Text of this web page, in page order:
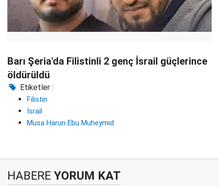
Barı Şeria'da Filistinli 2 genç İsrail güçlerince
öldürüldü
Etiketler :
Filistin
İsrail
Musa Harun Ebu Muheymid
HABERE YORUM KAT